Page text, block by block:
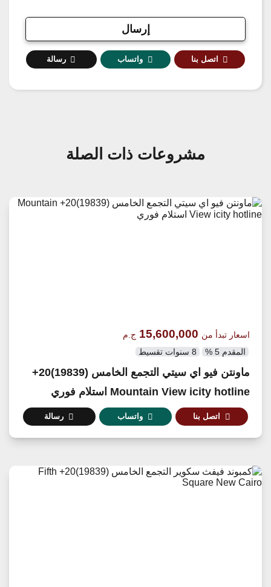
اتصل بنا واتساب رسالة
مشروعات ذات الصلة
اسعار تبدأ من 15,600,000 ج.م
المقدم 5 % 8 سنوات تقسيط
ماونتن فيو اي سيتي التجمع الخامس (19839)20+
Mountain View icity hotline استلام فوري
اتصل بنا واتساب رسالة